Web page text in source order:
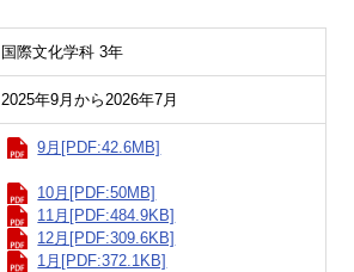
国際文化学科 3年
2025年9月から2026年7月
9月[PDF:42.6MB]
10月[PDF:50MB]
11月[PDF:484.9KB]
12月[PDF:309.6KB]
1月[PDF:372.1KB]